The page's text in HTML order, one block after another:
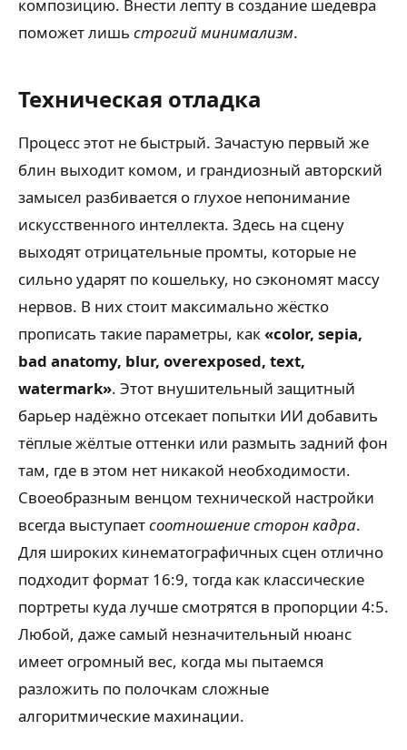
композицию. Внести лепту в создание шедевра
поможет лишь строгий минимализм.
Техническая отладка
Процесс этот не быстрый. Зачастую первый же
блин выходит комом, и грандиозный авторский
замысел разбивается о глухое непонимание
искусственного интеллекта. Здесь на сцену
выходят отрицательные промты, которые не
сильно ударят по кошельку, но сэкономят массу
нервов. В них стоит максимально жёстко
прописать такие параметры, как«color, sepia,
bad anatomy, blur, overexposed, text,
watermark». Этот внушительный защитный
барьер надёжно отсекает попытки ИИ добавить
тёплые жёлтые оттенки или размыть задний фон
там, где в этом нет никакой необходимости.
Своеобразным венцом технической настройки
всегда выступаетсоотношение сторон кадра.
Для широких кинематографичных сцен отлично
подходит формат 16:9, тогда как классические
портреты куда лучше смотрятся в пропорции 4:5.
Любой, даже самый незначительный нюанс
имеет огромный вес, когда мы пытаемся
разложить по полочкам сложные
алгоритмические махинации.